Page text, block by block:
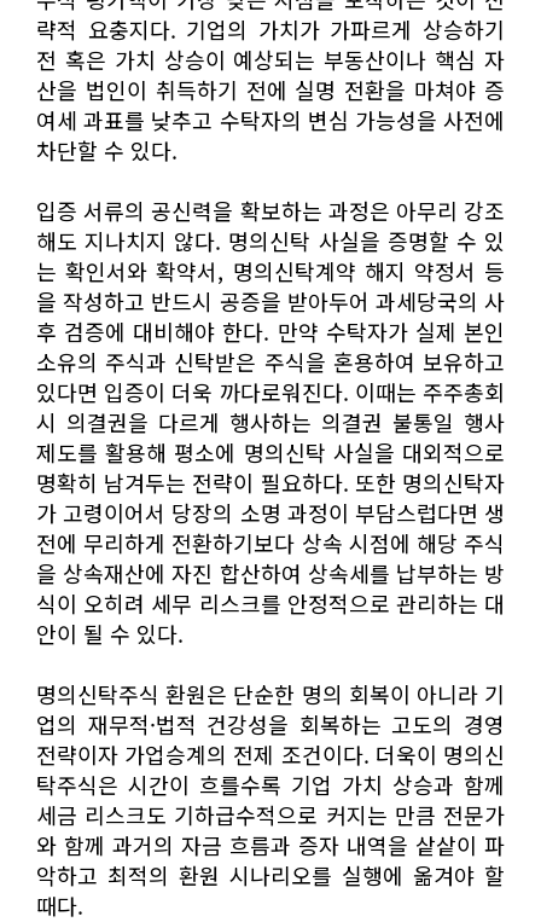
략적 요충지다. 기업의 가치가 가파르게 상승하기
전 혹은 가치 상승이 예상되는 부동산이나 핵심 자
산을 법인이 취득하기 전에 실명 전환을 마쳐야 증
여세 과표를 낮추고 수탁자의 변심 가능성을 사전에
차단할 수 있다.
입증 서류의 공신력을 확보하는 과정은 아무리 강조
해도 지나치지 않다. 명의신탁 사실을 증명할 수 있
는 확인서와 확약서, 명의신탁계약 해지 약정서 등
을 작성하고 반드시 공증을 받아두어 과세당국의 사
후 검증에 대비해야 한다. 만약 수탁자가 실제 본인
소유의 주식과 신탁받은 주식을 혼용하여 보유하고
있다면 입증이 더욱 까다로워진다. 이때는 주주총회
시 의결권을 다르게 행사하는 의결권 불통일 행사
제도를 활용해 평소에 명의신탁 사실을 대외적으로
명확히 남겨두는 전략이 필요하다. 또한 명의신탁자
가 고령이어서 당장의 소명 과정이 부담스럽다면 생
전에 무리하게 전환하기보다 상속 시점에 해당 주식
을 상속재산에 자진 합산하여 상속세를 납부하는 방
식이 오히려 세무 리스크를 안정적으로 관리하는 대
안이 될 수 있다.
명의신탁주식 환원은 단순한 명의 회복이 아니라 기
업의 재무적·법적 건강성을 회복하는 고도의 경영
전략이자 가업승계의 전제 조건이다. 더욱이 명의신
탁주식은 시간이 흐를수록 기업 가치 상승과 함께
세금 리스크도 기하급수적으로 커지는 만큼 전문가
와 함께 과거의 자금 흐름과 증자 내역을 샅샅이 파
악하고 최적의 환원 시나리오를 실행에 옮겨야 할
때다.